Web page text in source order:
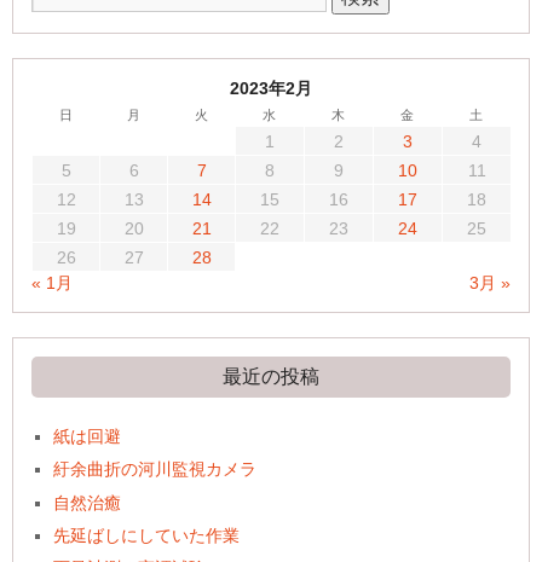
2023年2月
日 月 火 水 木 金 土
1 2 3
4
5
6 7 8 9 10
11
12
13 14 15 16 17
18
19
20 21 22 23 24
25
26
27
28
« 1月
3月 »
最近の投稿
紙は回避
紆余曲折の河川監視カメラ
自然治癒
先延ばしにしていた作業